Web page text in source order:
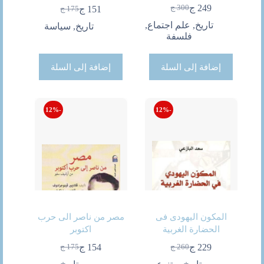
300 ج
السعر
الأصلي
هو:
249 جالسعر
الحالي
هو:
تاريخ, علم اجتماع,
فلسفة
إضافة إلى السلة
175 ج
السعر
الأصلي
151 جالسعر
الحاليتاريخ, سياسة
إضافة إلى السلة
-12%
المكون اليهودى فى
الحضارة الغربية
260 ج
السعر 229 جالسعر
-12%
مصر من ناصر الى حرب
اكتوبر
175 ج
السعر 154 جالسعر